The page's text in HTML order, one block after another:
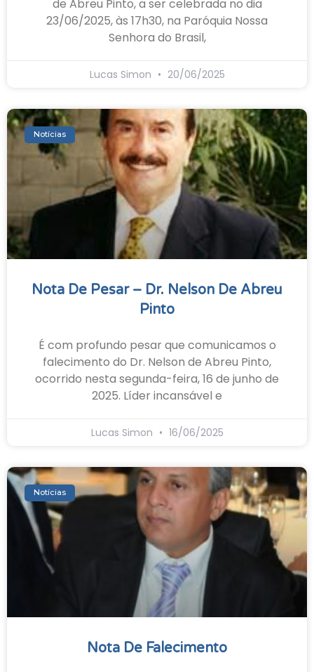
de Abreu Pinto, a ser celebrada no dia
23/06/2025, às 17h30, na Paróquia Nossa
Senhora do Brasil,
Lucas Simon 20/06/2025
Notícias
Nota De Pesar – Dr. Nelson De Abreu
Pinto
É com profundo pesar que comunicamos o
falecimento do Dr. Nelson de Abreu Pinto,
ocorrido nesta segunda-feira, 16 de junho de
2025. Líder incansável e
Lucas Simon 16/06/2025
Notícias
Nota De Falecimento